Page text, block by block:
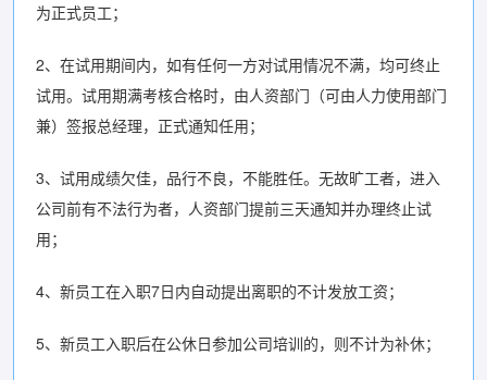
为正式员工；
2、在试用期间内，如有任何一方对试用情况不满，均可终止
试用。试用期满考核合格时，由人资部门（可由人力使用部门
兼）签报总经理，正式通知任用；
3、试用成绩欠佳，品行不良，不能胜任。无故旷工者，进入
公司前有不法行为者，人资部门提前三天通知并办理终止试
用；
4、新员工在入职7日内自动提出离职的不计发放工资；
5、新员工入职后在公休日参加公司培训的，则不计为补休；